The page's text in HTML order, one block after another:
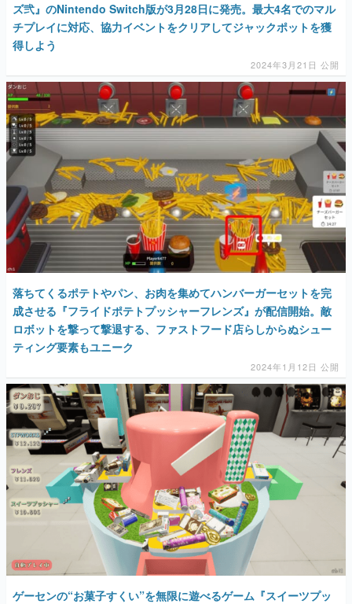
ズ弐』のNintendo Switch版が3月28日に発売。最大4名でのマル
チプレイに対応、協力イベントをクリアしてジャックポットを獲
得しよう
2024年3月21日 公開
落ちてくるポテトやパン、お肉を集めてハンバーガーセットを完
成させる『フライドポテトプッシャーフレンズ』が配信開始。敵
ロボットを撃って撃退する、ファストフード店らしからぬシュー
ティング要素もユニーク
2024年1月12日 公開
ゲーセンの“お菓子すくい”を無限に遊べるゲーム『スイーツプッ